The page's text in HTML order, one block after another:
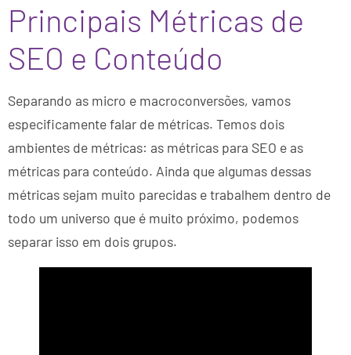
Principais Métricas de
SEO e Conteúdo
Separando as micro e macroconversões, vamos
especificamente falar de métricas. Temos dois
ambientes de métricas: as métricas para SEO e as
métricas para conteúdo. Ainda que algumas dessas
métricas sejam muito parecidas e trabalhem dentro de
todo um universo que é muito próximo, podemos
separar isso em dois grupos.